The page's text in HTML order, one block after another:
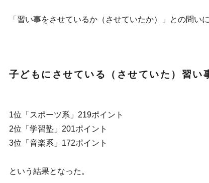
「習い事をさせているか（させていたか）」との問い
子どもにさせている（させていた）習い
1位「スポーツ系」219ポイント
2位「学習塾」201ポイント
3位「音楽系」172ポイント
という結果となった。